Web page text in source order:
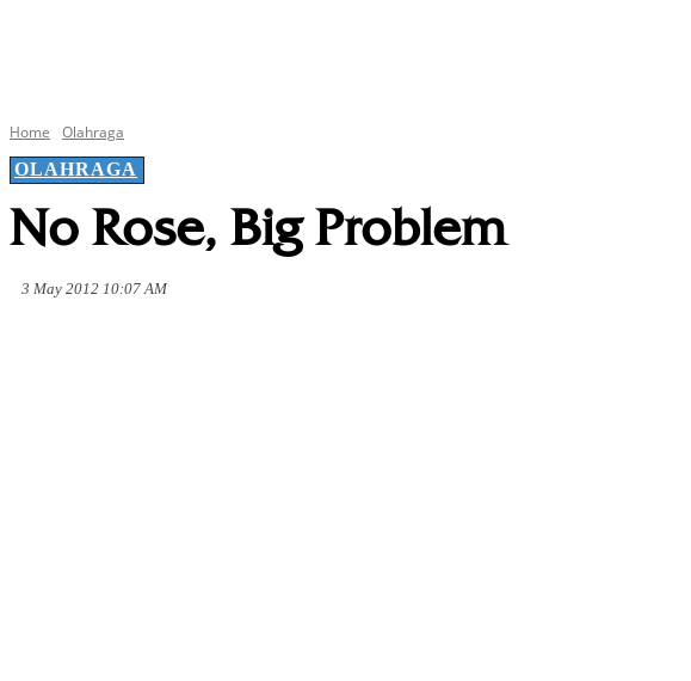
Home
Olahraga
OLAHRAGA
No Rose, Big Problem
3 May 2012 10:07 AM